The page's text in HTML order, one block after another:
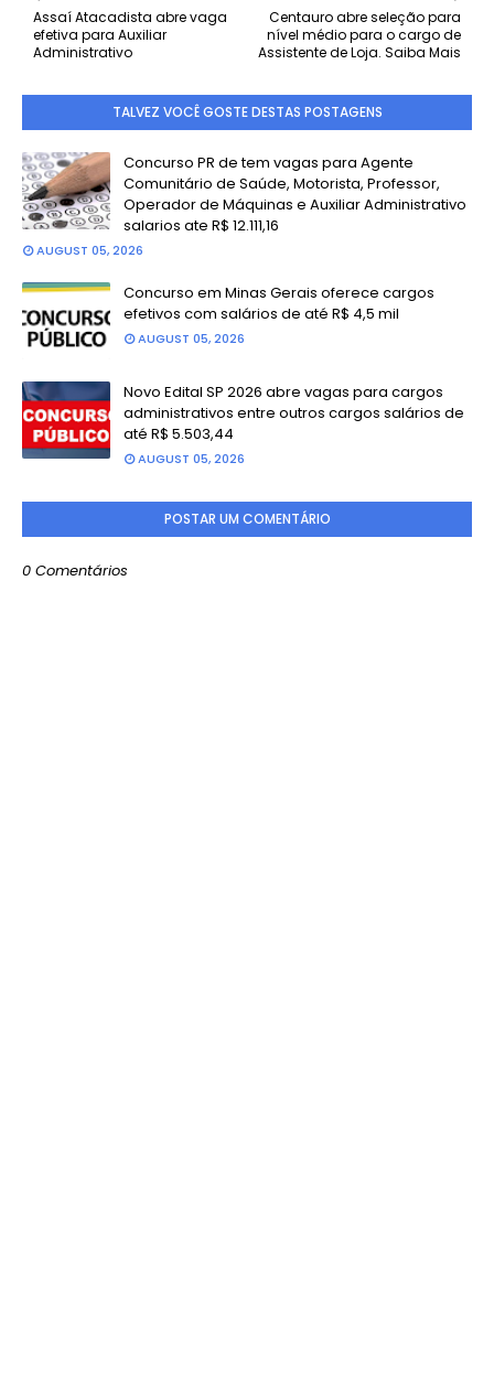
Centauro abre seleção para
nível médio para o cargo de
Assistente de Loja. Saiba Mais
Assaí Atacadista abre vaga
efetiva para Auxiliar
Administrativo
TALVEZ VOCÊ GOSTE DESTAS POSTAGENS
Concurso PR de tem vagas para Agente
Comunitário de Saúde, Motorista, Professor,
Operador de Máquinas e Auxiliar Administrativo
salarios ate R$ 12.111,16
AUGUST 05, 2026
Concurso em Minas Gerais oferece cargos
efetivos com salários de até R$ 4,5 mil
AUGUST 05, 2026
Novo Edital SP 2026 abre vagas para cargos
administrativos entre outros cargos salários de
até R$ 5.503,44
AUGUST 05, 2026
POSTAR UM COMENTÁRIO
0 Comentários